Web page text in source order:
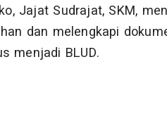
Jajat Sudrajat, SKM,
dan melengkapi
menjadi BLUD.